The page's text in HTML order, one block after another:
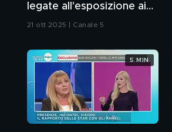
legate all'esposizione ai
raggi UV
21 ott 2025 | Canale 5
5 MIN